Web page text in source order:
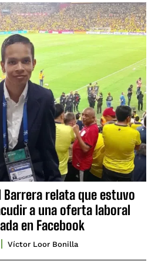
Barrera relata que estuvo
a una oferta laboral
en Facebook
Víctor Loor Bonilla